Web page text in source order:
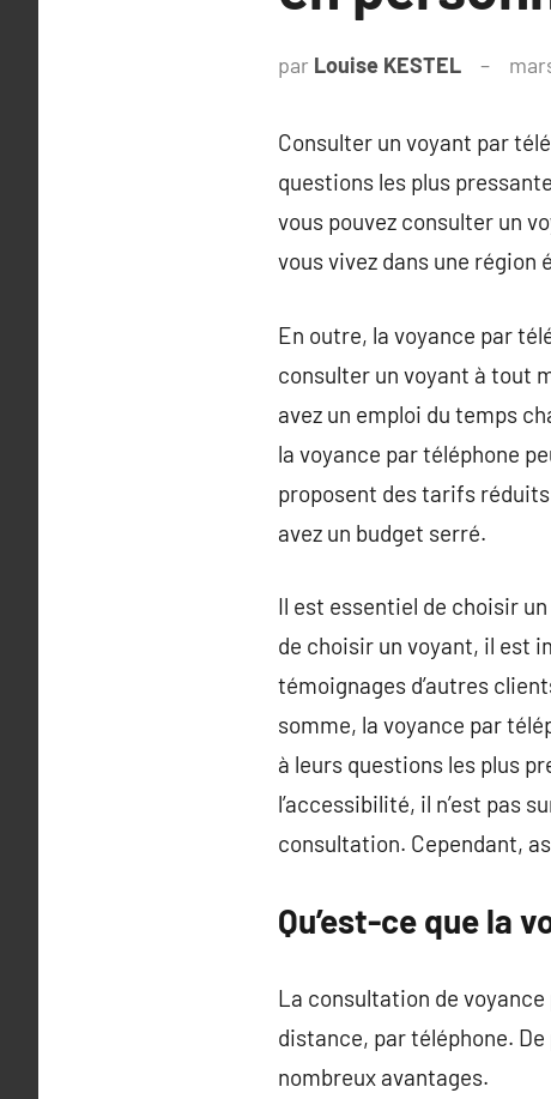
par Louise KESTEL
Consulter un voyant par
questions les plus
vous pouvez consulter un
vous vivez dans une région
En outre, la voyance par
consulter un voyant à tout
avez un emploi du temps
la voyance par téléphone
proposent des tarifs
avez un budget serré.
Il est essentiel de choisir
de choisir un voyant, il est
témoignages d’autres
somme, la voyance par
à leurs questions les plus
l’accessibilité, il n’est pas
consultation. Cependant,
Qu’est-ce que la
La consultation de
distance, par téléphone.
nombreux avantages.